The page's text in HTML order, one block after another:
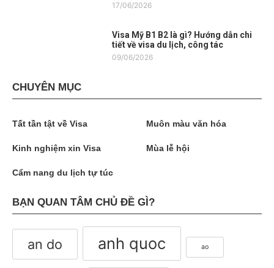
17/06/2026
Visa Mỹ B1 B2 là gì? Hướng dẫn chi
tiết về visa du lịch, công tác
09/06/2026
CHUYÊN MỤC
Tất tần tật về Visa Muôn màu văn hóa
Kinh nghiệm xin Visa Mùa lễ hội
Cẩm nang du lịch tự túc
BẠN QUAN TÂM CHỦ ĐỀ GÌ?
an do anh quoc ao